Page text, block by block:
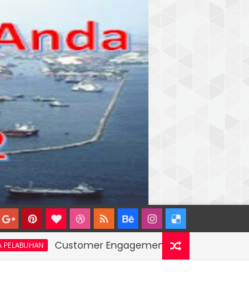
Customer Engagement Wilayah 4: Pelindo Jasa